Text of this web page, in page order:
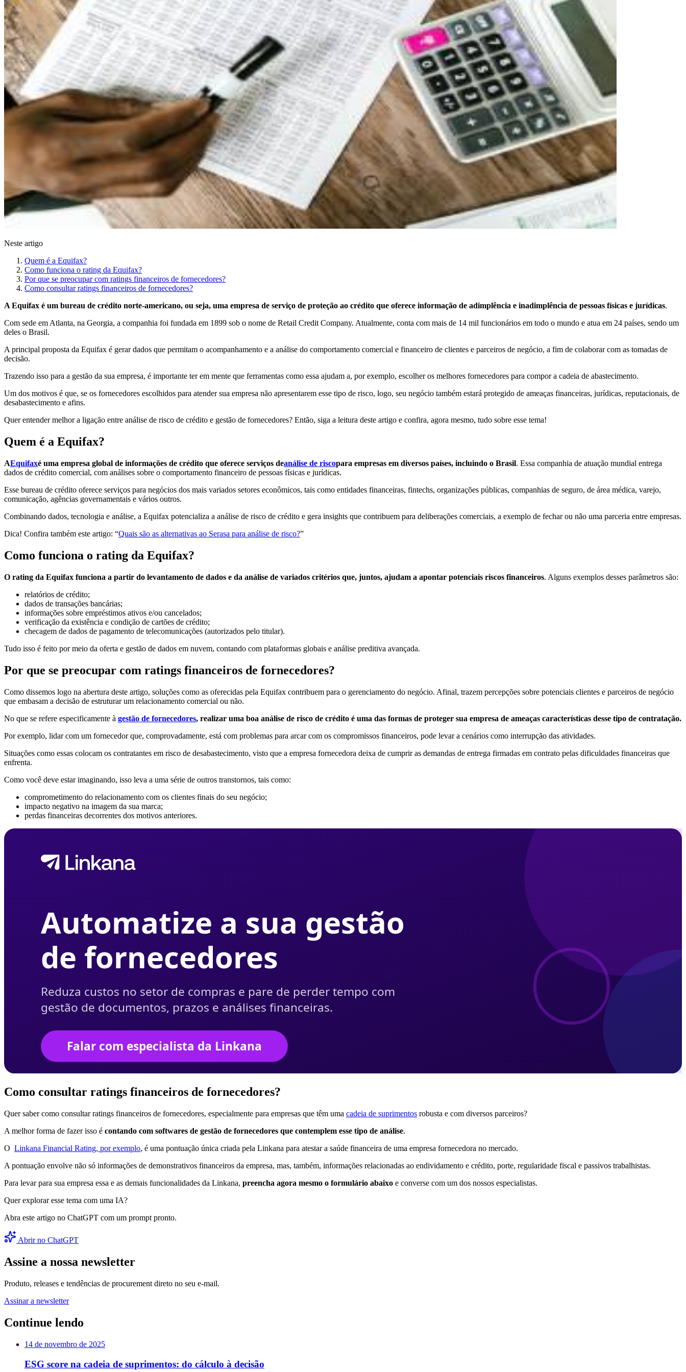
Neste artigo
Quem é a Equifax?
Como funciona o rating da Equifax?
Por que se preocupar com ratings financeiros de fornecedores?
Como consultar ratings financeiros de fornecedores?
A Equifax é um bureau de crédito norte-americano, ou seja, uma empresa de serviço de proteção ao crédito que oferece informação de adimplência e inadimplência de pessoas físicas e jurídicas.
Com sede em Atlanta, na Georgia, a companhia foi fundada em 1899 sob o nome de Retail Credit Company. Atualmente, conta com mais de 14 mil funcionários em todo o mundo e atua em 24 países, sendo um
deles o Brasil.
A principal proposta da Equifax é gerar dados que permitam o acompanhamento e a análise do comportamento comercial e financeiro de clientes e parceiros de negócio, a fim de colaborar com as tomadas de
decisão.
Trazendo isso para a gestão da sua empresa, é importante ter em mente que ferramentas como essa ajudam a, por exemplo, escolher os melhores fornecedores para compor a cadeia de abastecimento.
Um dos motivos é que, se os fornecedores escolhidos para atender sua empresa não apresentarem esse tipo de risco, logo, seu negócio também estará protegido de ameaças financeiras, jurídicas, reputacionais, de
desabastecimento e afins.
Quer entender melhor a ligação entre análise de risco de crédito e gestão de fornecedores? Então, siga a leitura deste artigo e confira, agora mesmo, tudo sobre esse tema!
Quem é a Equifax?
AEquifaxé uma empresa global de informações de crédito que oferece serviços deanálise de riscopara empresas em diversos países, incluindo o Brasil. Essa companhia de atuação mundial entrega
dados de crédito comercial, com análises sobre o comportamento financeiro de pessoas físicas e jurídicas.
Esse bureau de crédito oferece serviços para negócios dos mais variados setores econômicos, tais como entidades financeiras, fintechs, organizações públicas, companhias de seguro, de área médica, varejo,
comunicação, agências governamentais e vários outros.
Combinando dados, tecnologia e análise, a Equifax potencializa a análise de risco de crédito e gera insights que contribuem para deliberações comerciais, a exemplo de fechar ou não uma parceria entre empresas.
Dica! Confira também este artigo: “Quais são as alternativas ao Serasa para análise de risco?”
Como funciona o rating da Equifax?
O rating da Equifax funciona a partir do levantamento de dados e da análise de variados critérios que, juntos, ajudam a apontar potenciais riscos financeiros. Alguns exemplos desses parâmetros são:
relatórios de crédito;
dados de transações bancárias;
informações sobre empréstimos ativos e/ou cancelados;
verificação da existência e condição de cartões de crédito;
checagem de dados de pagamento de telecomunicações (autorizados pelo titular).
Tudo isso é feito por meio da oferta e gestão de dados em nuvem, contando com plataformas globais e análise preditiva avançada.
Por que se preocupar com ratings financeiros de fornecedores?
Como dissemos logo na abertura deste artigo, soluções como as oferecidas pela Equifax contribuem para o gerenciamento do negócio. Afinal, trazem percepções sobre potenciais clientes e parceiros de negócio
que embasam a decisão de estruturar um relacionamento comercial ou não.
No que se refere especificamente à gestão de fornecedores, realizar uma boa análise de risco de crédito é uma das formas de proteger sua empresa de ameaças características desse tipo de contratação.
Por exemplo, lidar com um fornecedor que, comprovadamente, está com problemas para arcar com os compromissos financeiros, pode levar a cenários como interrupção das atividades.
Situações como essas colocam os contratantes em risco de desabastecimento, visto que a empresa fornecedora deixa de cumprir as demandas de entrega firmadas em contrato pelas dificuldades financeiras que
enfrenta.
Como você deve estar imaginando, isso leva a uma série de outros transtornos, tais como:
comprometimento do relacionamento com os clientes finais do seu negócio;
impacto negativo na imagem da sua marca;
perdas financeiras decorrentes dos motivos anteriores.
Como consultar ratings financeiros de fornecedores?
Quer saber como consultar ratings financeiros de fornecedores, especialmente para empresas que têm uma cadeia de suprimentos robusta e com diversos parceiros?
A melhor forma de fazer isso é contando com softwares de gestão de fornecedores que contemplem esse tipo de análise.
O Linkana Financial Rating, por exemplo, é uma pontuação única criada pela Linkana para atestar a saúde financeira de uma empresa fornecedora no mercado.
A pontuação envolve não só informações de demonstrativos financeiros da empresa, mas, também, informações relacionadas ao endividamento e crédito, porte, regularidade fiscal e passivos trabalhistas.
Para levar para sua empresa essa e as demais funcionalidades da Linkana, preencha agora mesmo o formulário abaixo e converse com um dos nossos especialistas.
Quer explorar esse tema com uma IA?
Abra este artigo no ChatGPT com um prompt pronto.
Abrir no ChatGPT
Assine a nossa newsletter
Produto, releases e tendências de procurement direto no seu e-mail.
Assinar a newsletter
Continue lendo
14 de novembro de 2025
ESG score na cadeia de suprimentos: do cálculo à decisão